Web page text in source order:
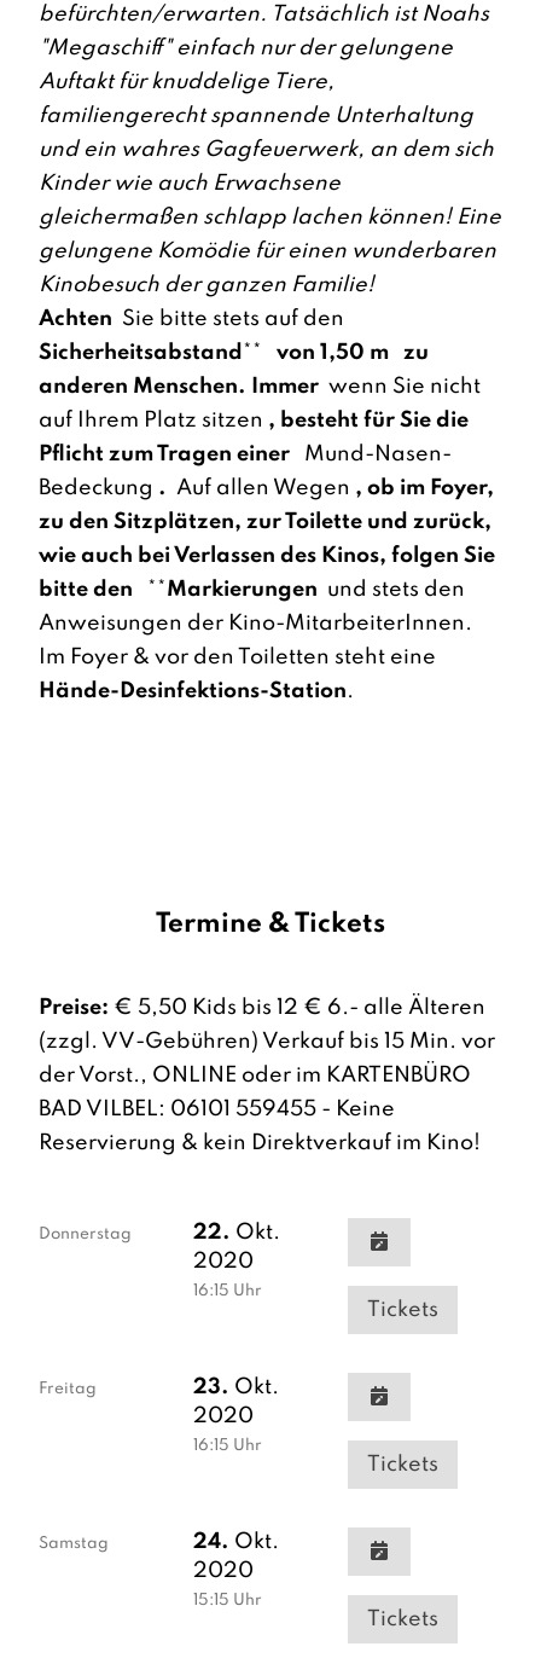
befürchten/erwarten. Tatsächlich ist Noahs
"Megaschiff" einfach nur der gelungene
Auftakt für knuddelige Tiere,
familiengerecht spannende Unterhaltung
und ein wahres Gagfeuerwerk, an dem sich
Kinder wie auch Erwachsene
gleichermaßen schlapp lachen können! Eine
gelungene Komödie für einen wunderbaren
Kinobesuch der ganzen Familie!
Achten Sie bitte stets auf den
Sicherheitsabstand ** von 1,50 m
zu
anderen Menschen. Immer wenn Sie nicht
auf Ihrem Platz sitzen , besteht für Sie die
Pflicht zum Tragen einer
Mund-Nasen-
Bedeckung . Auf allen Wegen , ob im Foyer,
zu den Sitzplätzen, zur Toilette und zurück,
wie auch bei Verlassen des Kinos, folgen Sie
bitte den **Markierungen und stets den
Anweisungen der Kino-MitarbeiterInnen.
Im Foyer & vor den Toiletten steht eine
Hände-Desinfektions-Station.
Termine & Tickets
Preise: € 5,50 Kids bis 12 € 6.- alle Älteren
(zzgl. VV-Gebühren) Verkauf bis 15 Min. vor
der Vorst., ONLINE oder im KARTENBÜRO
BAD VILBEL: 06101 559455 - Keine
Reservierung & kein Direktverkauf im Kino!
Donnerstag 22. Okt.
2020
16:15 Uhr
Tickets
Freitag 23. Okt.
2020
16:15 Uhr
Tickets
Samstag 24. Okt.
2020
15:15 Uhr
Tickets